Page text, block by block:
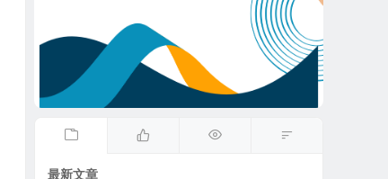
最新文章